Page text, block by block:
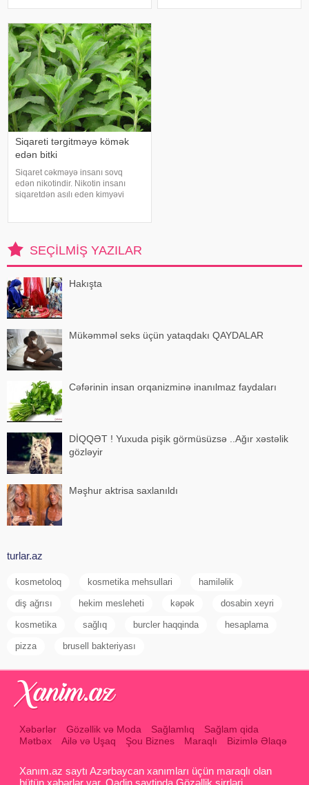
istifadə etmək olar – ot
dəmləmələri (məsələn,
çobanyastığı), garnı
Siqareti tərgitməyə kömək
edən bitki
Siqaret cəkməyə insanı sovq
edən nikotindir. Nikotin insanı
siqaretdən asılı eden kimyəvi
SEÇILMIŞ YAZILAR
Hakışta
Mükəmməl seks üçün yataqdakı QAYDALAR
Cəfərinin insan orqanizminə inanılmaz faydaları
DİQQƏT ! Yuxuda pişik görmüsüzsə ..Ağır xəstəlik
gözləyir
Məşhur aktrisa saxlanıldı
turlar.az
kosmetoloq kosmetika mehsullari hamiləlik
diş ağrısı hekim mesleheti kəpək dosabin xeyri
kosmetika sağlıq burcler haqqinda hesaplama
pizza brusell bakteriyası
Xəbərlər Gözəllik və Moda Sağlamlıq
Sağlam qida
Mətbəx
Ailə və Uşaq Şou Biznes Maraqlı Bizimlə Əlaqə
Xanım.az saytı Azərbaycan xanımları üçün maraqlı olan